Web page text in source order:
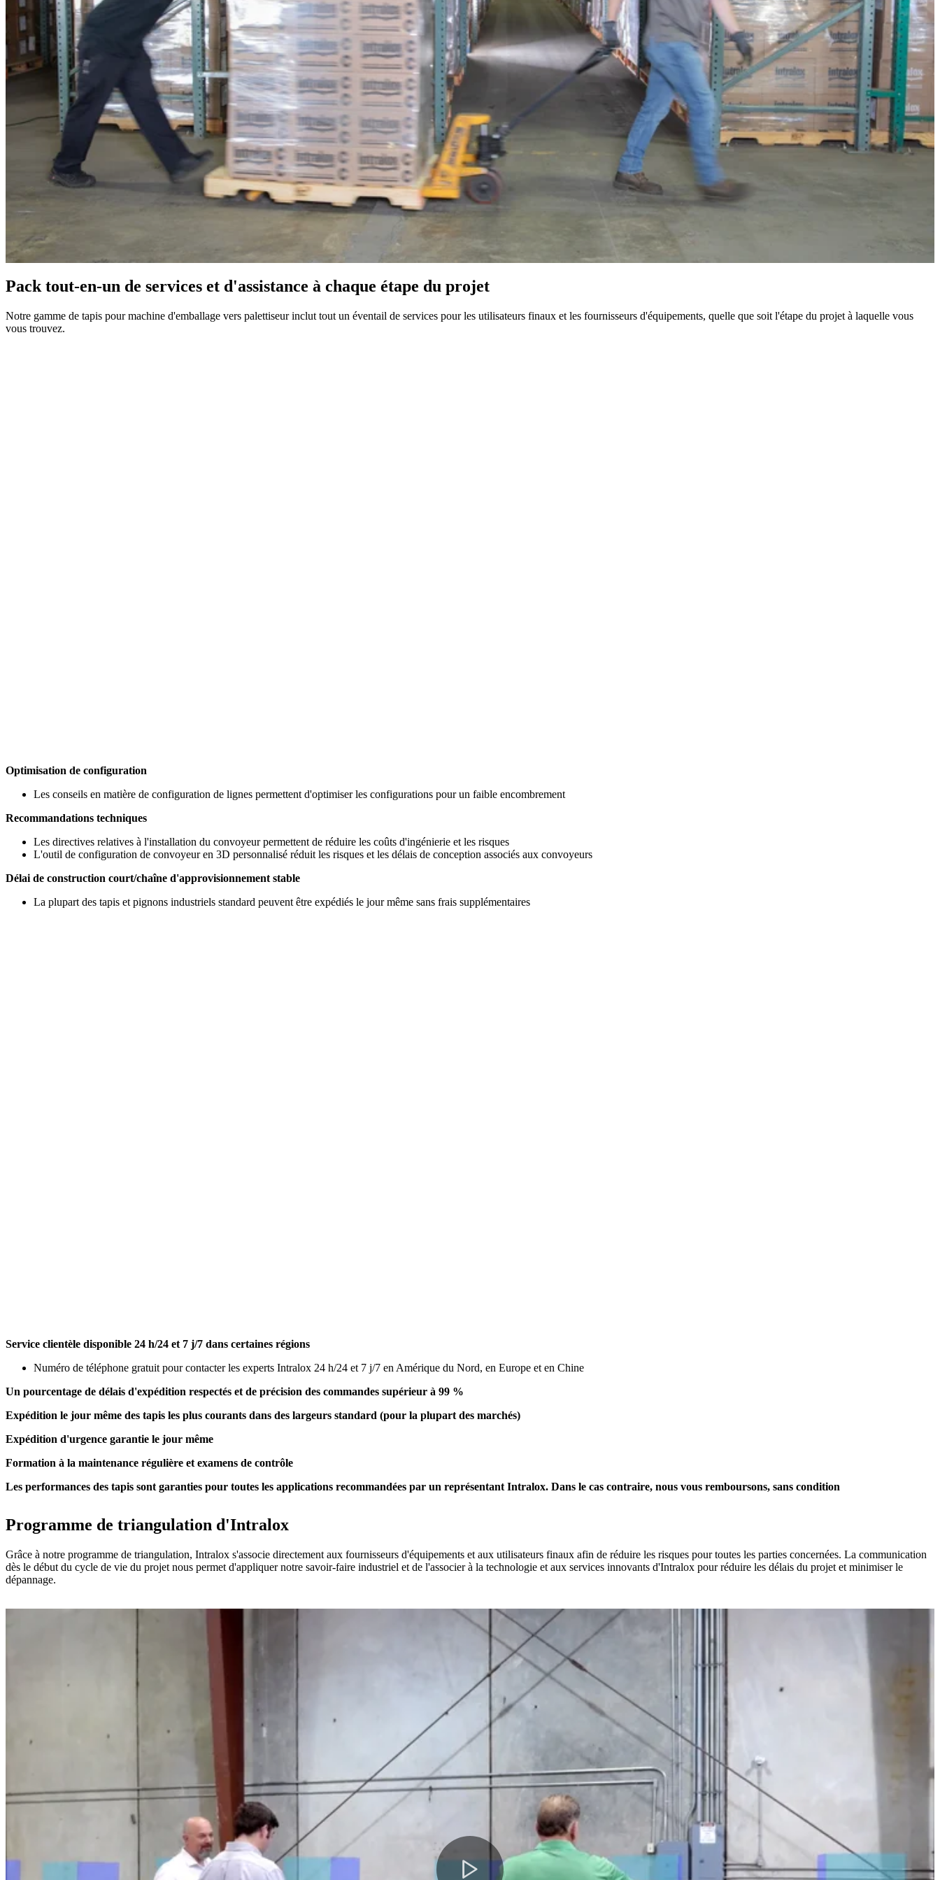
Pack tout-en-un de services et d'assistance à chaque étape du projet
Notre gamme de tapis pour machine d'emballage vers palettiseur inclut tout un éventail de services pour les utilisateurs finaux et les fournisseurs d'équipements, quelle que soit l'étape du projet à laquelle vous
vous trouvez.
Optimisation de configuration
Les conseils en matière de configuration de lignes permettent d'optimiser les configurations pour un faible encombrement
Recommandations techniques
Les directives relatives à l'installation du convoyeur permettent de réduire les coûts d'ingénierie et les risques
L'outil de configuration de convoyeur en 3D personnalisé réduit les risques et les délais de conception associés aux convoyeurs
Délai de construction court/chaîne d'approvisionnement stable
La plupart des tapis et pignons industriels standard peuvent être expédiés le jour même sans frais supplémentaires
Service clientèle disponible 24 h/24 et 7 j/7 dans certaines régions
Numéro de téléphone gratuit pour contacter les experts Intralox 24 h/24 et 7 j/7 en Amérique du Nord, en Europe et en Chine
Un pourcentage de délais d'expédition respectés et de précision des commandes supérieur à 99 %
Expédition le jour même des tapis les plus courants dans des largeurs standard (pour la plupart des marchés)
Expédition d'urgence garantie le jour même
Formation à la maintenance régulière et examens de contrôle
Les performances des tapis sont garanties pour toutes les applications recommandées par un représentant Intralox. Dans le cas contraire, nous vous remboursons, sans condition
Programme de triangulation d'Intralox
Grâce à notre programme de triangulation, Intralox s'associe directement aux fournisseurs d'équipements et aux utilisateurs finaux afin de réduire les risques pour toutes les parties concernées. La communication
dès le début du cycle de vie du projet nous permet d'appliquer notre savoir-faire industriel et de l'associer à la technologie et aux services innovants d'Intralox pour réduire les délais du projet et minimiser le
dépannage.